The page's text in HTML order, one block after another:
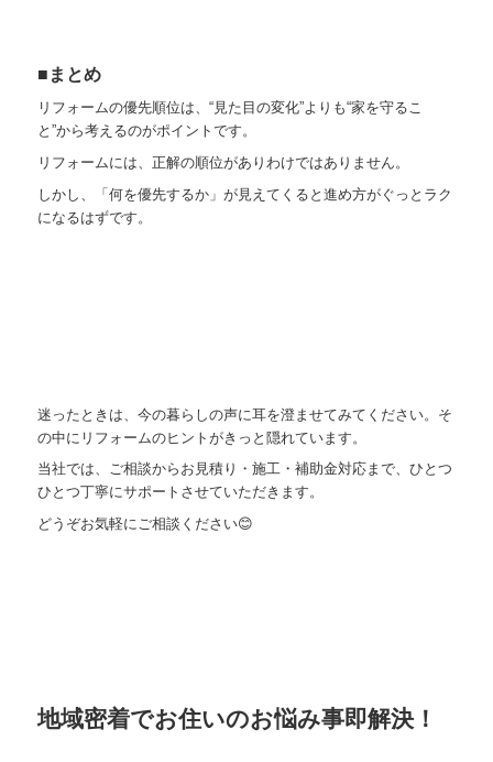
■まとめ
リフォームの優先順位は、“見た目の変化”よりも“家を守るこ
と”から考えるのがポイントです。
リフォームには、正解の順位がありわけではありません。
しかし、「何を優先するか」が見えてくると進め方がぐっとラク
になるはずです。
迷ったときは、今の暮らしの声に耳を澄ませてみてください。そ
の中にリフォームのヒントがきっと隠れています。
当社では、ご相談からお見積り・施工・補助金対応まで、ひとつ
ひとつ丁寧にサポートさせていただきます。
どうぞお気軽にご相談ください😊
地域密着でお住いのお悩み事即解決！